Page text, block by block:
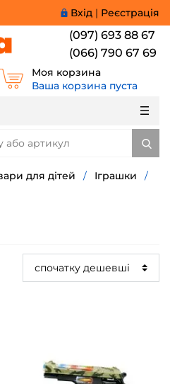
Вхід | Реєстрація
(097) 693 88 67
(066) 790 67 69
Моя корзина
Ваша корзина пуста
для дітей / Іграшки
/